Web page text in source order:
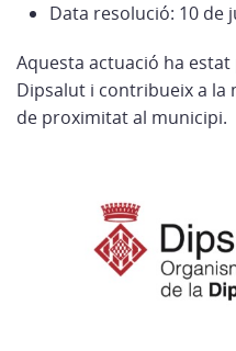
Data resolució: 10 de
Aquesta actuació ha
Dipsalut i contribueix a la
de proximitat al municipi.